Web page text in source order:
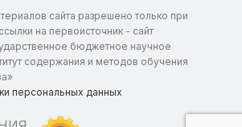
сайта разрешено только при
на первоисточник - сайт
бюджетное научное
содержания и методов обучения
персональных данных